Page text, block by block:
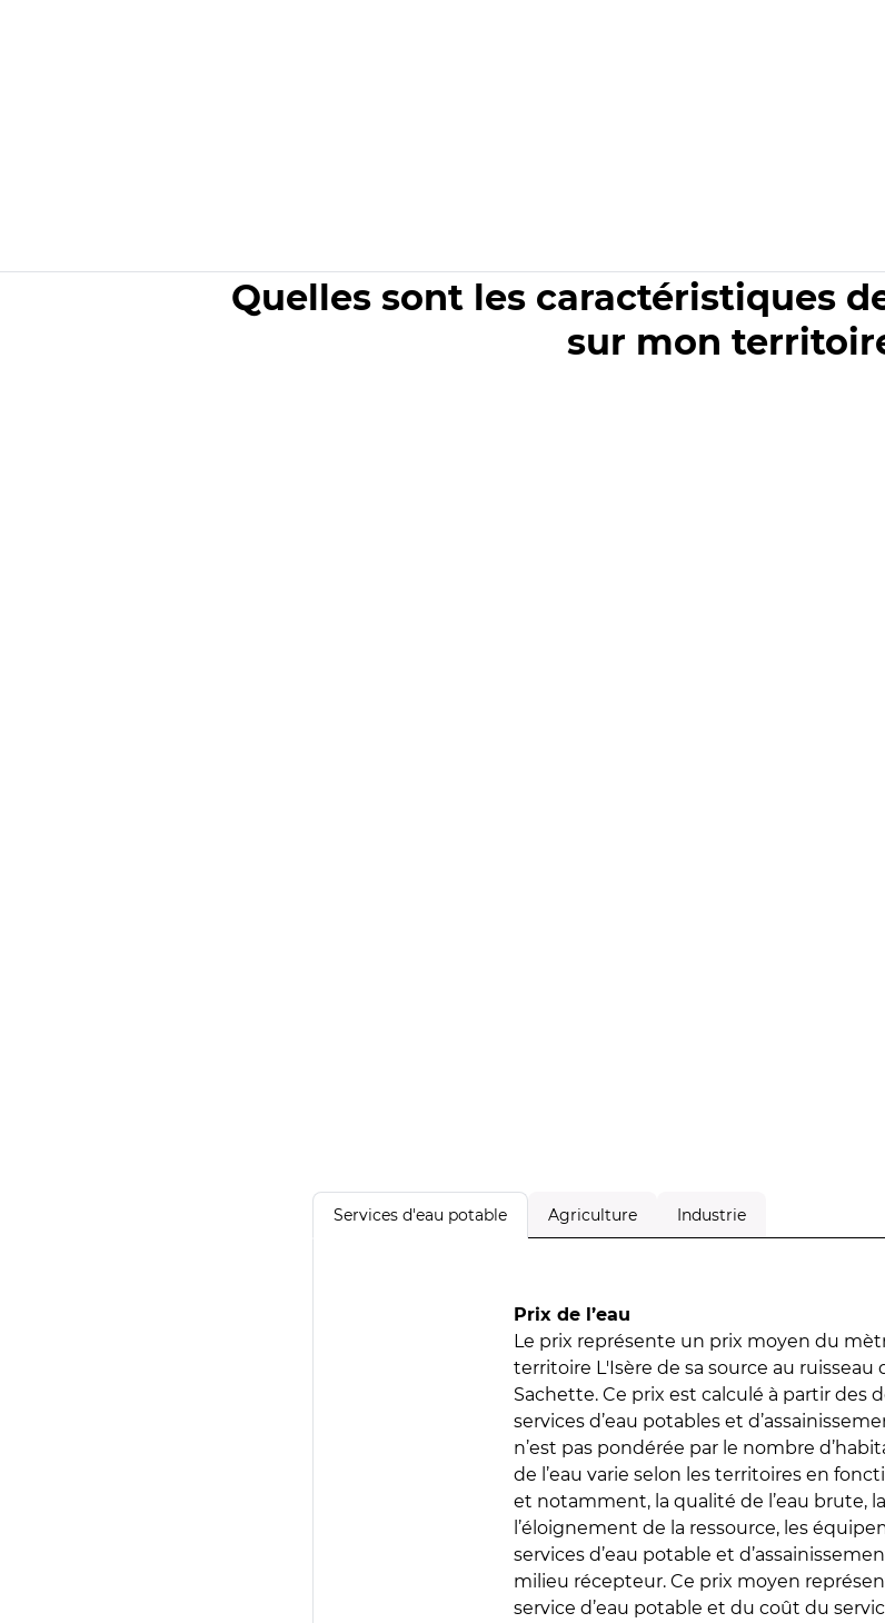
Quelles sont les caractéristiques
sur mon
Services d'eau potable Agriculture Industrie
Prix de l’eau
Le prix représente un prix moyen du
territoire L'Isère de sa source au ruisseau
Sachette. Ce prix est calculé à partir des
services d’eau potables et
n’est pas pondérée par le nombre
de l’eau varie selon les territoires en
et notamment, la qualité de l’eau brute,
l’éloignement de la ressource, les
services d’eau potable et
milieu récepteur. Ce prix moyen
service d’eau potable et du coût du